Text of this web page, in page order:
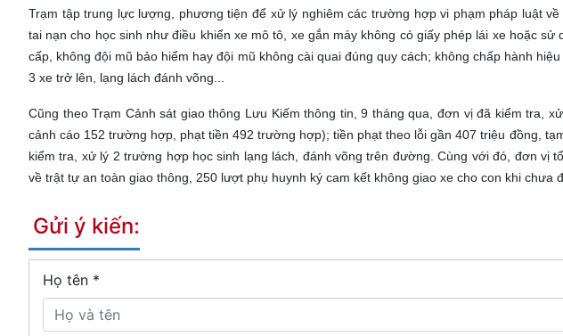
Trạm tập trung lực lượng, phương tiện để xử lý nghiêm các trường hợp vi phạm pháp luật
tai nạn cho học sinh như điều khiển xe mô tô, xe gắn máy không có giấy phép lái xe hoặc
cấp, không đội mũ bảo hiểm hay đội mũ không cài quai đúng quy cách; không chấp hành
3 xe trở lên, lạng lách đánh võng...
Cũng theo Trạm Cảnh sát giao thông Lưu Kiếm thông tin, 9 tháng qua, đơn vị đã kiểm tra,
cảnh cáo 152 trường hợp, phạt tiền 492 trường hợp); tiền phạt theo lỗi gần 407 triệu đồng,
kiểm tra, xử lý 2 trường hợp học sinh lạng lách, đánh võng trên đường. Cùng với đó, đơn vị
về trật tự an toàn giao thông, 250 lượt phụ huynh ký cam kết không giao xe cho con khi chưa
Gửi ý kiến:
Họ tên *